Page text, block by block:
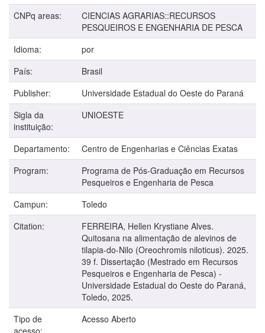
CNPq areas:
CIENCIAS AGRARIAS::RECURSOS
PESQUEIROS E ENGENHARIA DE PESCA
Idioma:
por
País:
Brasil
Publisher:
Universidade Estadual do Oeste do Paraná
Sigla da
instituição:
UNIOESTE
Departamento:
Centro de Engenharias e Ciências Exatas
Program:
Programa de Pós-Graduação em Recursos
Pesqueiros e Engenharia de Pesca
Campun:
Toledo
Citation:
FERREIRA, Hellen Krystiane Alves.
Quitosana na alimentação de alevinos de
tilapia-do-Nilo (Oreochromis niloticus). 2025.
39 f. Dissertação (Mestrado em Recursos
Pesqueiros e Engenharia de Pesca) -
Universidade Estadual do Oeste do Paraná,
Toledo, 2025.
Tipo de
acesso:
Acesso Aberto